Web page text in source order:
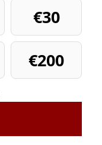
€30
€200